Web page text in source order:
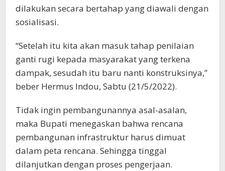
dilakukan secara bertahap yang diawali dengan
sosialisasi.
“Setelah itu kita akan masuk tahap penilaian
ganti rugi kepada masyarakat yang terkena
dampak, sesudah itu baru nanti konstruksinya,”
beber Hermus Indou, Sabtu (21/5/2022).
Tidak ingin pembangunannya asal-asalan,
maka Bupati menegaskan bahwa rencana
pembangunan infrastruktur harus dimuat
dalam peta rencana. Sehingga tinggal
dilanjutkan dengan proses pengerjaan.